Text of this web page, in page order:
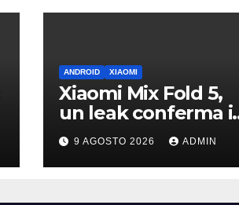
ANDROID XIAOMI
Xiaomi Mix Fold 5,
un leak conferma il
design a passaporto
e HyperOS 4
9 AGOSTO 2026 ADMIN